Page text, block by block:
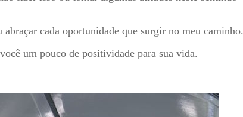
cada oportunidade que surgir no meu caminho.
um pouco de positividade para sua vida.